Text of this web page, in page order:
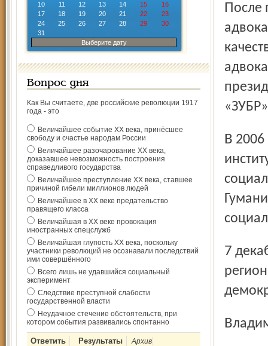
10
11 12 13 14 15
16
17
18 19 20 21 22
23
24
25 26 27 28 29
30
31
Выберите дату
Вопрос дня
Как Вы считаете, две российские революции 1917
года - это
Величайшее событие ХХ века, принёсшее
свободу и счастье народам России
Величайшее разочарование ХХ века,
доказавшее невозможность построения
справедливого государства
Величайшее преступление ХХ века, ставшее
причиной гибели миллионов людей
Величайшее в ХХ веке предательство
правящего класса
Величайшая в ХХ веке провокация
иностранных спецслужб
Величайшая глупость ХХ века, поскольку
участники революций не осознавали последствий
ими совершённого
Всего лишь не удавшийся социальный
эксперимент
Следствие преступной слабости
государственной власти
Неудачное стечение обстоятельств, при
котором события развивались спонтанно
Архив
После принятия закона «Об адвокатской деятельности и
В 2006 году окончил Московский психолого-социальный
7 декабря 2011 года избран руководителем Ярославского